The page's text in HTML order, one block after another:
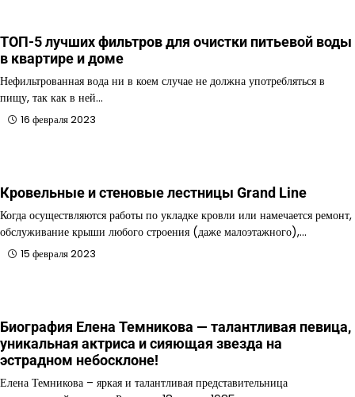
ТОП-5 лучших фильтров для очистки питьевой воды
в квартире и доме
Нефильтрованная вода ни в коем случае не должна употребляться в
пищу, так как в ней…
16 февраля 2023
Кровельные и стеновые лестницы Grand Line
Когда осуществляются работы по укладке кровли или намечается ремонт,
обслуживание крыши любого строения (даже малоэтажного),…
15 февраля 2023
Биография Елена Темникова — талантливая певица,
уникальная актриса и сияющая звезда на
эстрадном небосклоне!
Елена Темникова – яркая и талантливая представительница